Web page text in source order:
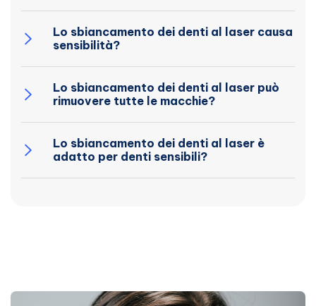
Lo sbiancamento dei denti al laser causa
sensibilità?
Lo sbiancamento dei denti al laser può
rimuovere tutte le macchie?
Lo sbiancamento dei denti al laser è
adatto per denti sensibili?